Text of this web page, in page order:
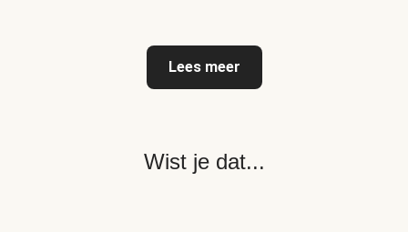
Lees meer
Wist je dat...